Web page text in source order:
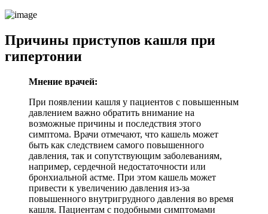
Причины приступов кашля при
гипертонии
Мнение врачей:
При появлении кашля у пациентов с повышенным
давлением важно обратить внимание на
возможные причины и последствия этого
симптома. Врачи отмечают, что кашель может
быть как следствием самого повышенного
давления, так и сопутствующим заболеваниям,
например, сердечной недостаточности или
бронхиальной астме. При этом кашель может
привести к увеличению давления из-за
повышенного внутригрудного давления во время
кашля. Пациентам с подобными симптомами